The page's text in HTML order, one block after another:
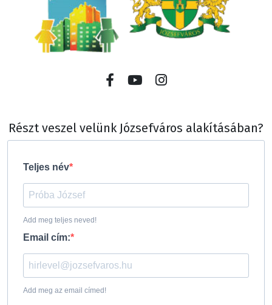
Részt veszel velünk Józsefváros alakításában?
Teljes név
Add meg teljes neved!
Email cím:
Add meg az email címed!